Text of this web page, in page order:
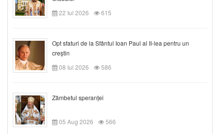
22 Iul 2026
615
Opt sfaturi de la Sfântul Ioan Paul al II-lea pentru un
creștin
08 Iul 2026
586
Zâmbetul speranței
05 Aug 2026 566